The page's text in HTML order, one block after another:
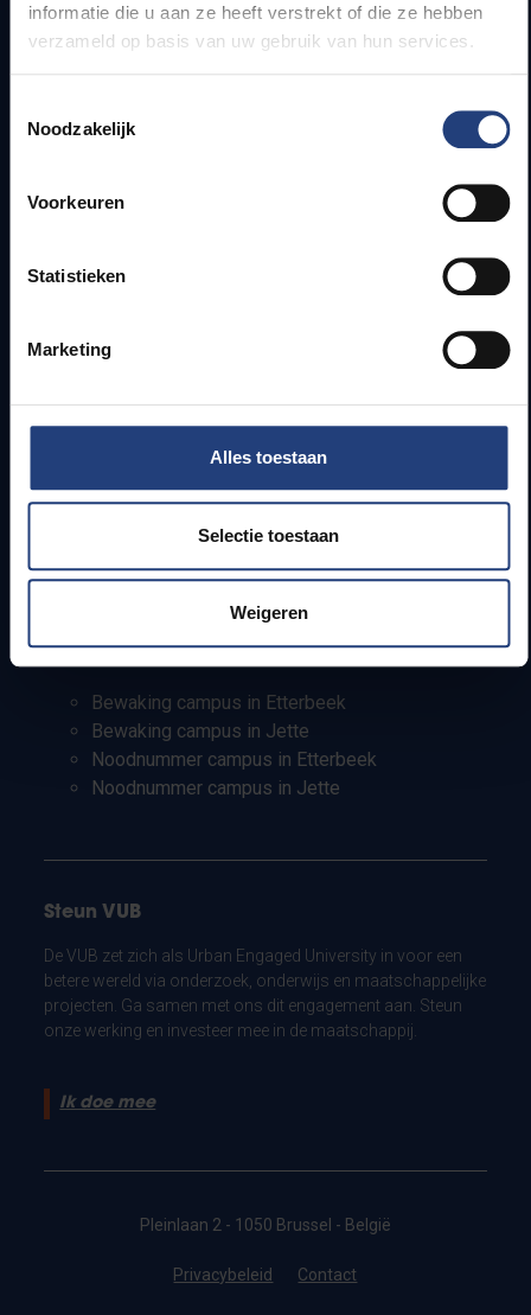
informatie die u aan ze heeft verstrekt of die ze hebben
verzameld op basis van uw gebruik van hun services.
Noodzakelijk
Voorkeuren
Statistieken
Marketing
Alles toestaan
Selectie toestaan
Weigeren
Webmail
Campusfaciliteiten
Info voor
Pers
Studenten
PhD-studenten
Werkstudenten
Internationale studenten
Bewaking campus in Etterbeek
Bewaking campus in Jette
Noodnummer campus in Etterbeek
Noodnummer campus in Jette
Steun VUB
De VUB zet zich als Urban Engaged University in voor een
betere wereld via onderzoek, onderwijs en maatschappelijke
projecten. Ga samen met ons dit engagement aan. Steun
onze werking en investeer mee in de maatschappij.
Ik doe mee
Pleinlaan 2 - 1050 Brussel - België
Privacybeleid Contact